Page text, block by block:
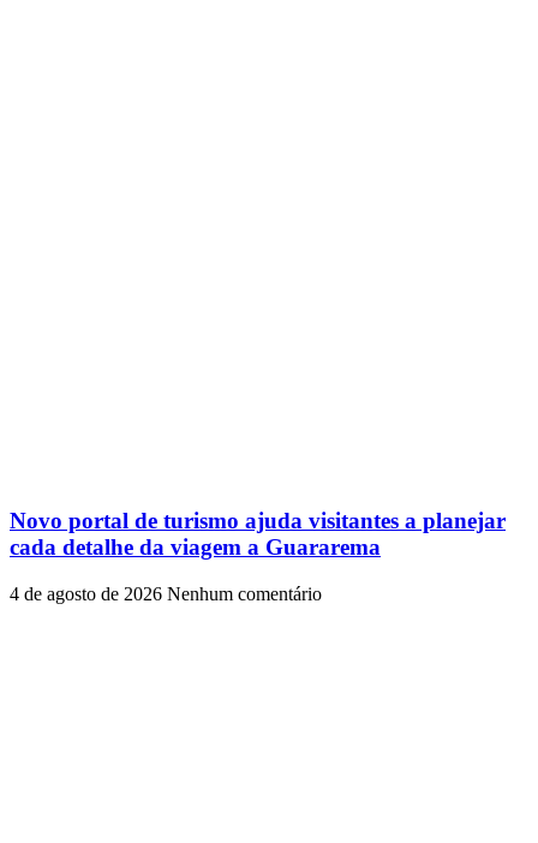
Novo portal de turismo ajuda visitantes a planejar
cada detalhe da viagem a Guararema
4 de agosto de 2026 Nenhum comentário